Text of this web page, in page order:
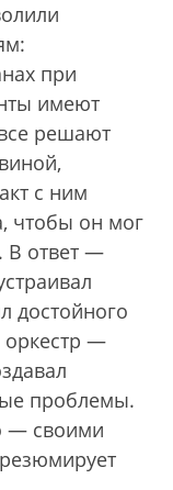
при
имеют
решают
с ним
чтобы он мог
В ответ —
достойного
оркестр —
проблемы.
— своими